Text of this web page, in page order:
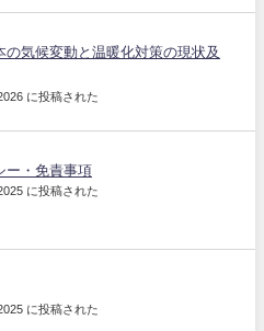
の気候変動と温暖化対策の現状及
に投稿された
ー・免責事項
に投稿された
に投稿された